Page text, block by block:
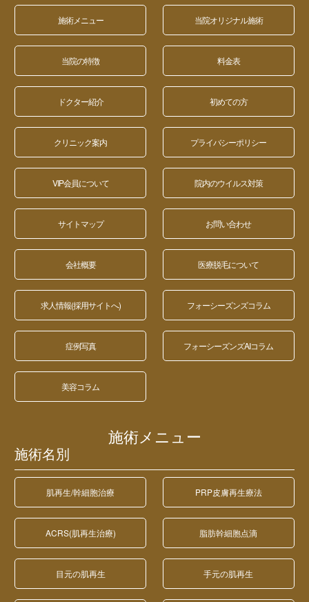
施術メニュー 当院オリジナル施術
当院の特徴 料金表
ドクター紹介 初めての方
クリニック案内 プライバシーポリシー
VIP会員について 院内のウイルス対策
サイトマップ お問い合わせ
会社概要 医療脱毛について
求人情報(採用サイトへ) フォーシーズンズコラム
症例写真 フォーシーズンズAIコラム
美容コラム
施術メニュー
施術名別
肌再生/幹細胞治療 PRP皮膚再生療法
ACRS(肌再生治療) 脂肪幹細胞点滴
目元の肌再生 手元の肌再生